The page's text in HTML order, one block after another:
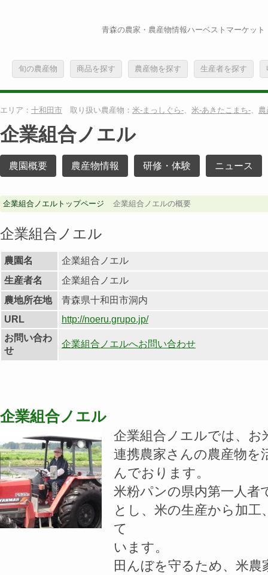
青森の農家・農産物情報ハーベストマーケット
旬の農産物 商品を探す 農産物を探す 生産者を探す
エリア： 十和田市 取り扱い農産物： 米-まっしぐら-、 米-あきたこまち-、
企業組合ノエル
農園概要 農産物情報 研修・体験 ニュース
企業組合ノエルトップページ 企業組合ノエルの概要
企業組合ノエル
農園名
企業組合ノエル
生産者名
企業組合ノエル
農地所在地
青森県十和田市洞内
URL
http://noeru.grupo.jp/
お問い合わ
せ
企業組合ノエルへお問い合わせ
企業組合ノエル
企業組合ノエルでは、お
連携農家さんの農産物を
んでおります。
米粉パンの県内第一人者
とし、米の生産から加
て
います。
田んぼを守るため、米